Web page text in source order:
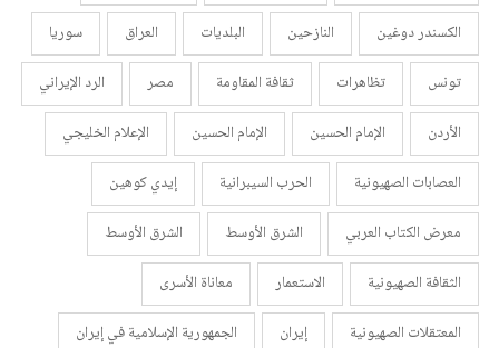
الكسندر دوغين
النازحين البلديات العراق
سوريا
تونس
تظاهرات ثقافة المقاومة مصر
الرد الإيراني
الأردن
الإمام الحسين الإمام الحسين
الإعلام الخليجي
العصابات الصهيونية
الحرب السيبرانية
إيدي كوهين
معرض الكتاب العربي
الشرق الأوسط
الشرق الأوسط
الثقافة الصهيونية
الاستعمار
معاناة الأسرى
المعتقلات الصهيونية
إيران
الجمهورية الإسلامية في إيران